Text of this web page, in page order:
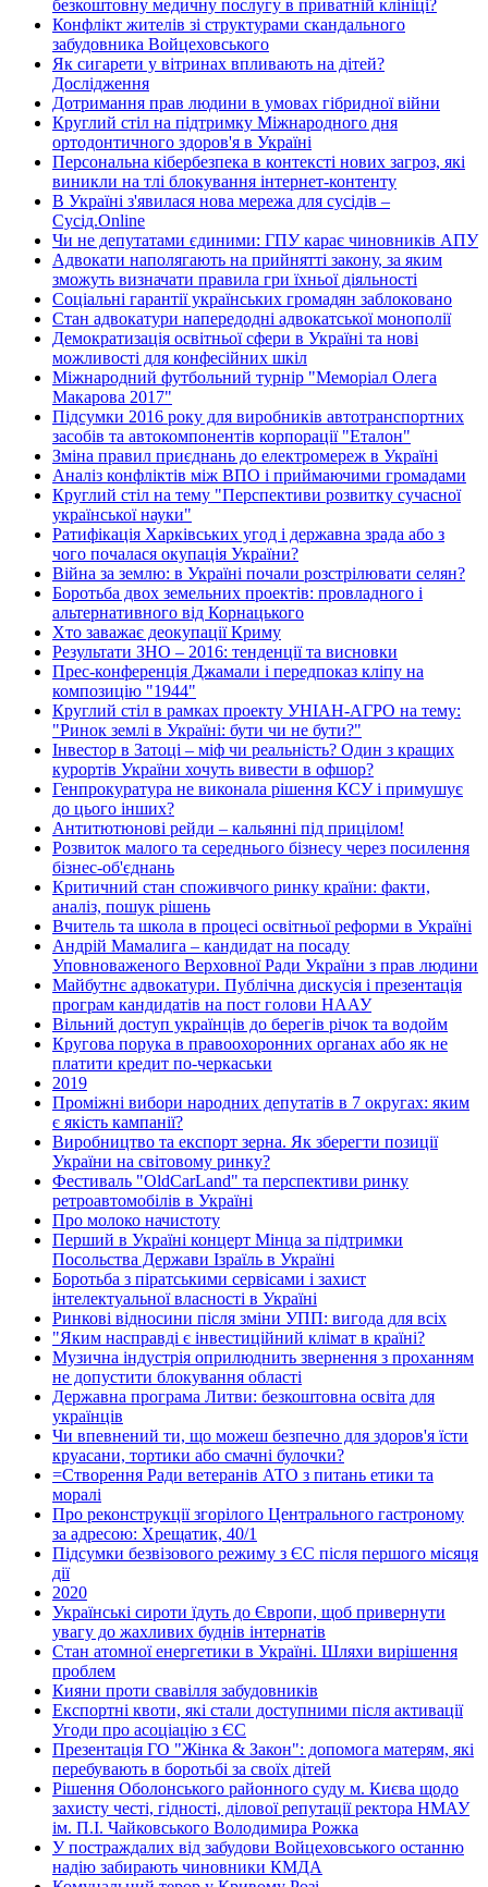
безкоштовну медичну послугу в приватній клініці?
Конфлікт жителів зі структурами скандального
забудовника Войцеховського
Як сигарети у вітринах впливають на дітей?
Дослідження
Дотримання прав людини в умовах гібридної війни
Круглий стіл на підтримку Міжнародного дня
ортодонтичного здоров'я в Україні
Персональна кібербезпека в контексті нових загроз, які
виникли на тлі блокування інтернет-контенту
В Україні з'явилася нова мережа для сусідів –
Сусід.Online
Чи не депутатами єдиними: ГПУ карає чиновників АПУ
Адвокати наполягають на прийнятті закону, за яким
зможуть визначати правила гри їхньої діяльності
Соціальні гарантії українських громадян заблоковано
Стан адвокатури напередодні адвокатської монополії
Демократизація освітньої сфери в Україні та нові
можливості для конфесійних шкіл
Міжнародний футбольний турнір "Меморіал Олега
Макарова 2017"
Підсумки 2016 року для виробників автотранспортних
засобів та автокомпонентів корпорації "Еталон"
Зміна правил приєднань до електромереж в Україні
Аналіз конфліктів між ВПО і приймаючими громадами
Круглий стіл на тему "Перспективи розвитку сучасної
української науки"
Ратифікація Харківських угод і державна зрада або з
чого почалася окупація України?
Війна за землю: в Україні почали розстрілювати селян?
Боротьба двох земельних проектів: провладного і
альтернативного від Корнацького
Хто заважає деокупації Криму
Результати ЗНО – 2016: тенденції та висновки
Прес-конференція Джамали і передпоказ кліпу на
композицію "1944"
Круглий стіл в рамках проекту УНІАН-АГРО на тему:
"Ринок землі в Україні: бути чи не бути?"
Інвестор в Затоці – міф чи реальність? Один з кращих
курортів України хочуть вивести в офшор?
Генпрокуратура не виконала рішення КСУ і примушує
до цього інших?
Антитютюнові рейди – кальянні під прицілом!
Розвиток малого та середнього бізнесу через посилення
бізнес-об'єднань
Критичний стан споживчого ринку країни: факти,
аналіз, пошук рішень
Вчитель та школа в процесі освітньої реформи в Україні
Андрій Мамалига – кандидат на посаду
Уповноваженого Верховної Ради України з прав людини
Майбутнє адвокатури. Публічна дискусія і презентація
програм кандидатів на пост голови НААУ
Вільний доступ українців до берегів річок та водойм
Кругова порука в правоохоронних органах або як не
платити кредит по-черкаськи
2019
Проміжні вибори народних депутатів в 7 округах: яким
є якість кампанії?
Виробництво та експорт зерна. Як зберегти позиції
України на світовому ринку?
Фестиваль "OldCarLand" та перспективи ринку
ретроавтомобілів в Україні
Про молоко начистоту
Перший в Україні концерт Мінца за підтримки
Посольства Держави Ізраїль в Україні
Боротьба з піратськими сервісами і захист
інтелектуальної власності в Україні
Ринкові відносини після зміни УПП: вигода для всіх
"Яким насправді є інвестиційний клімат в країні?
Музична індустрія оприлюднить звернення з проханням
не допустити блокування області
Державна програма Литви: безкоштовна освіта для
українців
Чи впевнений ти, що можеш безпечно для здоров'я їсти
круасани, тортики або смачні булочки?
=Створення Ради ветеранів АТО з питань етики та
моралі
Про реконструкції згорілого Центрального гастроному
за адресою: Хрещатик, 40/1
Підсумки безвізового режиму з ЄС після першого місяця
дії
2020
Українські сироти їдуть до Європи, щоб привернути
увагу до жахливих буднів інтернатів
Стан атомної енергетики в Україні. Шляхи вирішення
проблем
Кияни проти свавілля забудовників
Експортні квоти, які стали доступними після активації
Угоди про асоціацію з ЄС
Презентація ГО "Жінка & Закон": допомога матерям, які
перебувають в боротьбі за своїх дітей
Рішення Оболонського районного суду м. Києва щодо
захисту честі, гідності, ділової репутації ректора НМАУ
ім. П.І. Чайковського Володимира Рожка
У постраждалих від забудови Войцеховського останню
надію забирають чиновники КМДА